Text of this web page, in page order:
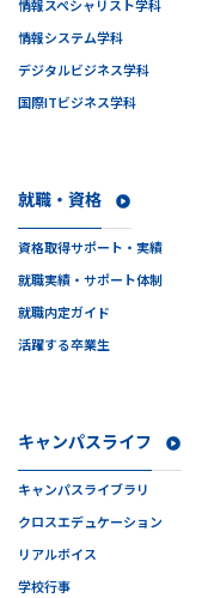
情報スペシャリスト学科
情報システム学科
デジタルビジネス学科
国際ITビジネス学科
就職・資格
資格取得サポート・実績
就職実績・サポート体制
就職内定ガイド
活躍する卒業生
キャンパスライフ
キャンパスライブラリ
クロスエデュケーション
リアルボイス
学校行事